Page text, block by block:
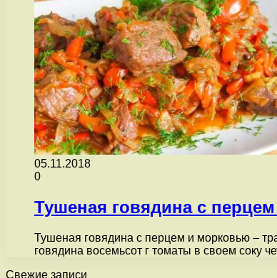
05.11.2018
0
Тушеная говядина с
Тушеная говядина с перцем и морковью –
говядина восемьсот г томаты в своем соку
Свежие записи